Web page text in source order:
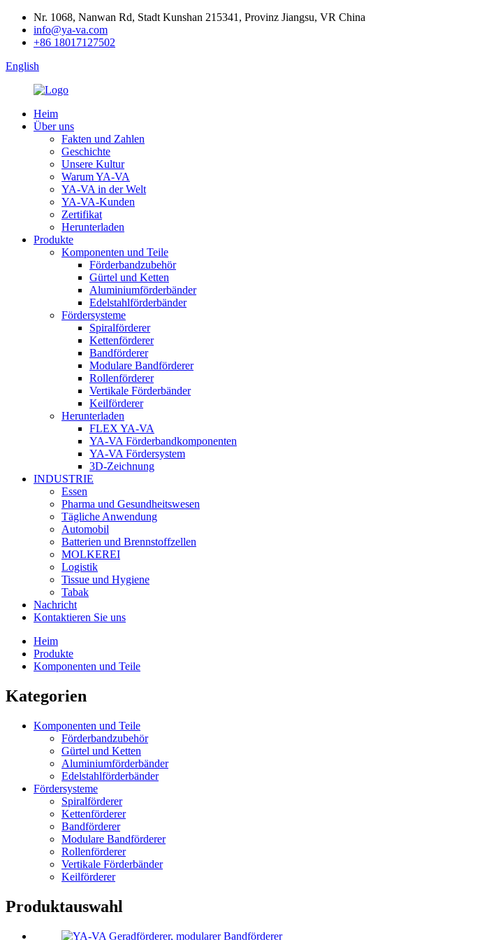
Nr. 1068, Nanwan Rd, Stadt Kunshan 215341, Provinz Jiangsu, VR China
info@ya-va.com
+86 18017127502
English
Heim
Über uns
Fakten und Zahlen
Geschichte
Unsere Kultur
Warum YA-VA
YA-VA in der Welt
YA-VA-Kunden
Zertifikat
Herunterladen
Produkte
Komponenten und Teile
Förderbandzubehör
Gürtel und Ketten
Aluminiumförderbänder
Edelstahlförderbänder
Fördersysteme
Spiralförderer
Kettenförderer
Bandförderer
Modulare Bandförderer
Rollenförderer
Vertikale Förderbänder
Keilförderer
Herunterladen
FLEX YA-VA
YA-VA Förderbandkomponenten
YA-VA Fördersystem
3D-Zeichnung
INDUSTRIE
Essen
Pharma und Gesundheitswesen
Tägliche Anwendung
Automobil
Batterien und Brennstoffzellen
MOLKEREI
Logistik
Tissue und Hygiene
Tabak
Nachricht
Kontaktieren Sie uns
Heim
Produkte
Komponenten und Teile
Kategorien
Komponenten und Teile
Förderbandzubehör
Gürtel und Ketten
Aluminiumförderbänder
Edelstahlförderbänder
Fördersysteme
Spiralförderer
Kettenförderer
Bandförderer
Modulare Bandförderer
Rollenförderer
Vertikale Förderbänder
Keilförderer
Produktauswahl